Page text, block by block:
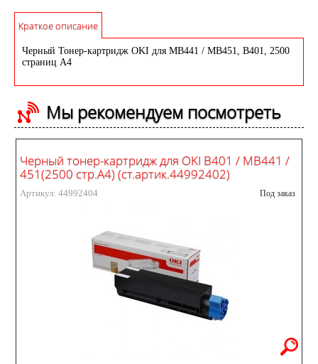
Краткое описание
Черный Тонер-картридж OKI для MB441 / MB451, B401, 2500
страниц А4
Мы рекомендуем посмотреть
Черный тонер-картридж для OKI B401 / MB441 /
451(2500 стр.А4) (ст.артик.44992402)
Артикул: 44992404 Под заказ